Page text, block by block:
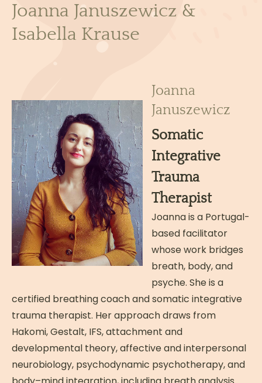
Joanna Januszewicz &
Isabella Krause
Joanna
Januszewicz
Somatic
Integrative
Trauma
Therapist
Joanna is a Portugal-
based facilitator
whose work bridges
breath, body, and
psyche. She is a
certified breathing coach and somatic integrative
trauma therapist. Her approach draws from
Hakomi, Gestalt, IFS, attachment and
developmental theory, affective and interpersonal
neurobiology, psychodynamic psychotherapy, and